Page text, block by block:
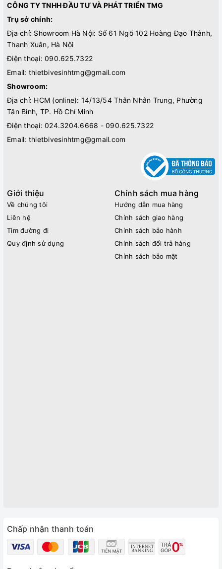
CÔNG TY TNHH ĐẦU TƯ VÀ PHÁT TRIỂN TMG
Trụ sở chính:
Địa chỉ: Showroom Hà Nội: Số 61 Ngõ 102 Hoàng Đạo Thành,
Thanh Xuân, Hà Nội
Điện thoại: 090.625.7322
Email: thietbivesinhtmg@gmail.com
Showroom:
Địa chỉ: HCM (online): 14/13/54 Thân Nhân Trung, Phường
Tân Bình, TP. Hồ Chí Minh
Điện thoại: 024.3204.6668 - 090.625.7322
Email: thietbivesinhtmg@gmail.com
Giới thiệu
Về chúng tôi
Liên hệ
Tìm đường đi
Quy định sử dụng
Chính sách mua hàng
Hướng dẫn mua hàng
Chính sách giao hàng
Chính sách bảo hành
Chính sách đổi trả hàng
Chính sách bảo mật
Chấp nhận thanh toán